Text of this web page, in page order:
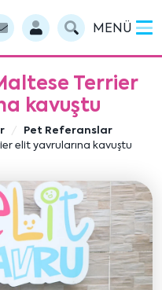
MENÜ
Terrier
kavuştu
Pet Referanslar
elit yavrularına kavuştu